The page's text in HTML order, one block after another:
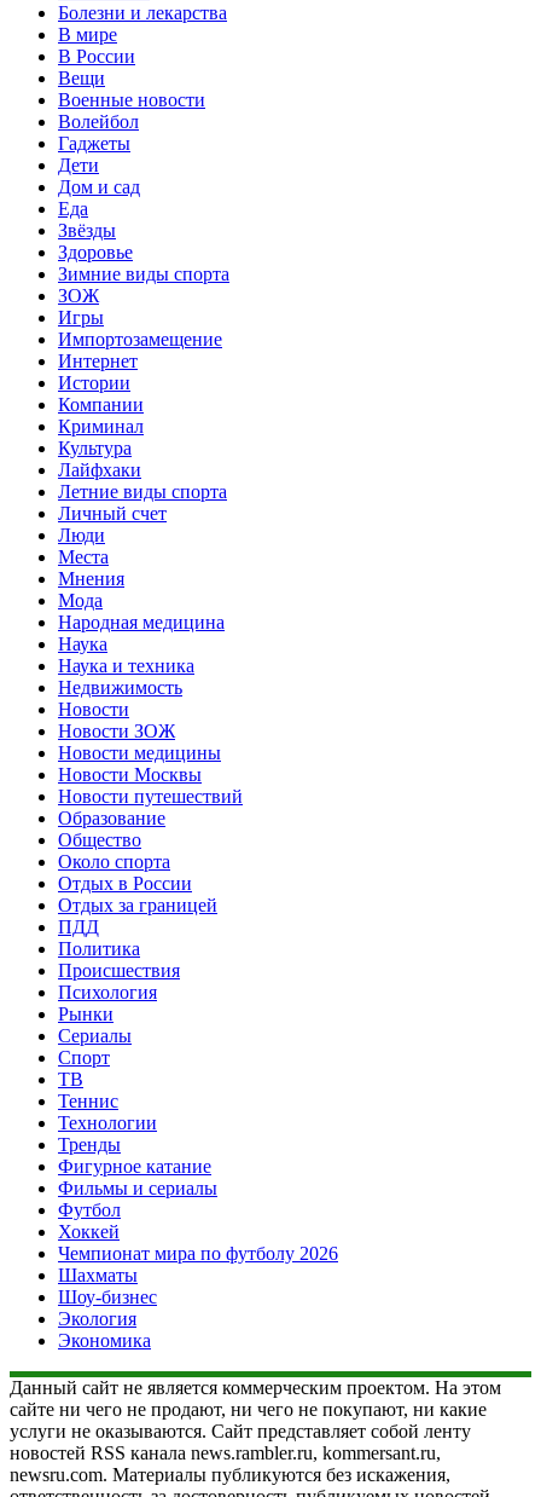
Болезни и лекарства
В мире
В России
Вещи
Военные новости
Волейбол
Гаджеты
Дети
Дом и сад
Еда
Звёзды
Здоровье
Зимние виды спорта
ЗОЖ
Игры
Импортозамещение
Интернет
Истории
Компании
Криминал
Культура
Лайфхаки
Летние виды спорта
Личный счет
Люди
Места
Мнения
Мода
Народная медицина
Наука
Наука и техника
Недвижимость
Новости
Новости ЗОЖ
Новости медицины
Новости Москвы
Новости путешествий
Образование
Общество
Около спорта
Отдых в России
Отдых за границей
ПДД
Политика
Происшествия
Психология
Рынки
Сериалы
Спорт
ТВ
Теннис
Технологии
Тренды
Фигурное катание
Фильмы и сериалы
Футбол
Хоккей
Чемпионат мира по футболу 2026
Шахматы
Шоу-бизнес
Экология
Экономика
Данный сайт не является коммерческим проектом. На этом
сайте ни чего не продают, ни чего не покупают, ни какие
услуги не оказываются. Сайт представляет собой ленту
новостей RSS канала news.rambler.ru, kommersant.ru,
newsru.com. Материалы публикуются без искажения,